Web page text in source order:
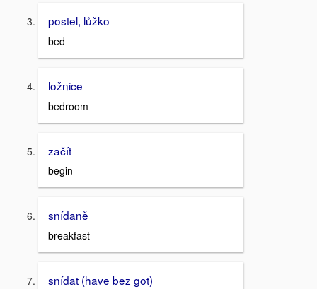
postel, lůžko
bed
ložnice
bedroom
začít
begin
snídaně
breakfast
snídat (have bez got)